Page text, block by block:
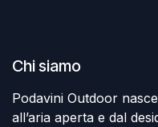
Chi siamo
Podavini Outdoor
all’aria aperta e dal